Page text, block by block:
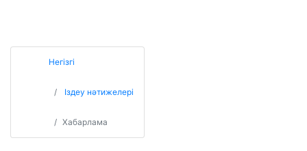
Негізгі
Іздеу нәтижелері
Хабарлама